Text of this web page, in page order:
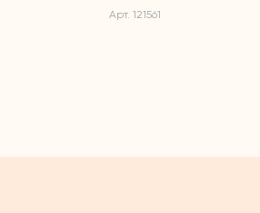
Арт. 121561